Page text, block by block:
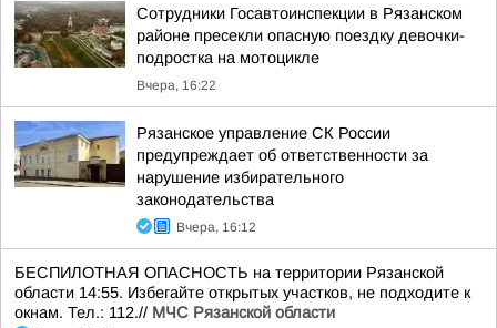
Сотрудники Госавтоинспекции в Рязанском
районе пресекли опасную поездку девочки-
подростка на мотоцикле
Вчера, 16:22
Рязанское управление СК России
предупреждает об ответственности за
нарушение избирательного
законодательства
Вчера, 16:12
БЕСПИЛОТНАЯ ОПАСНОСТЬ на территории Рязанской
области 14:55. Избегайте открытых участков, не подходите к
окнам. Тел.: 112.// МЧС Рязанской области